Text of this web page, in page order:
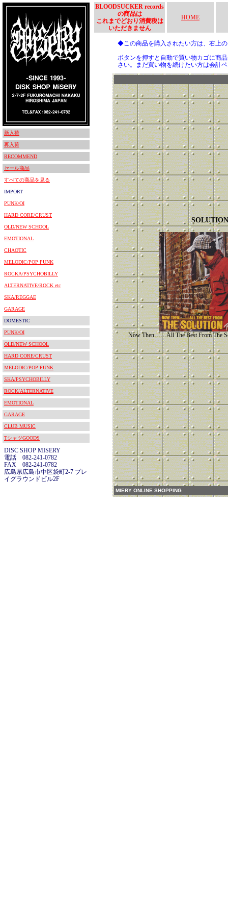
新入荷
再入荷
RECOMMEND
セール商品
すべての商品を見る
IMPORT
PUNK/OI
HARD CORE/CRUST
OLD/NEW SCHOOL
EMOTIONAL
CHAOTIC
MELODIC/POP PUNK
ROCKA/PSYCHOBILLY
ALTERNATIVE/ROCK etc
SKA/REGGAE
GARAGE
DOMESTIC
PUNK/OI
OLD/NEW SCHOOL
HARD CORE/CRUST
MELODIC/POP PUNK
SKA/PSYCHOBILLY
ROCK/ALTERNATIVE
EMOTIONAL
GARAGE
CLUB MUSIC
TシャツGOODS
DISC SHOP MISERY
電話 082-241-0782
FAX 082-241-0782
広島県広島市中区袋町2-7 プレ
イグラウンドビル2F
BLOODSUCKER records
の商品は
これまでどおり消費税は
いただきません
HOME
◆この商品を購入されたい方は、右上
ボタンを押すと自動で買い物カゴに商
さい。まだ買い物を続けたい方は会計
SOLUTION
Now Then……All The Best From The
MIERY ONLINE SHOPPING